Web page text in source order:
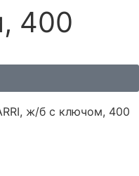
400
ж/б с ключом, 400